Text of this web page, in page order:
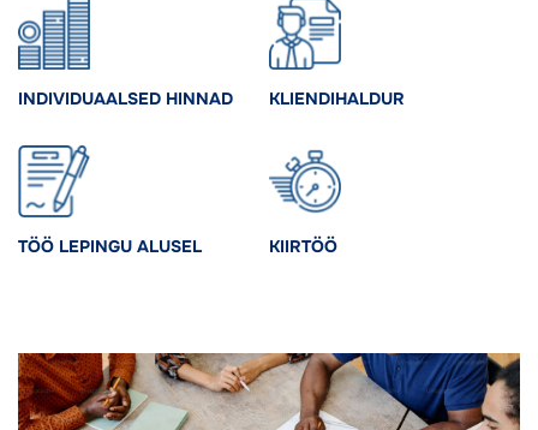
INDIVIDUAALSED HINNAD KLIENDIHALDUR
TÖÖ LEPINGU ALUSEL KIIRTÖÖ